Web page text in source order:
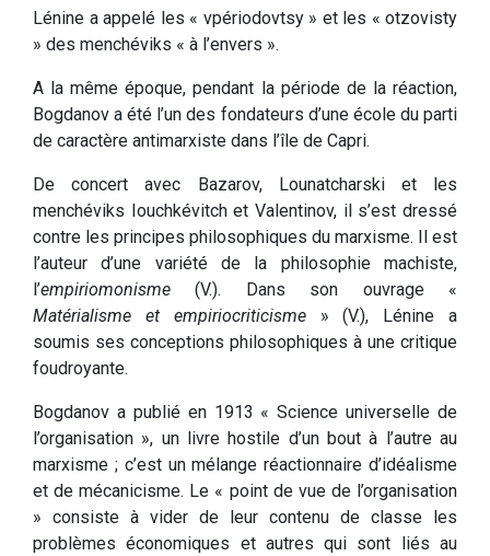
Lénine a appelé les « vpériodovtsy » et les « otzovisty
» des menchéviks « à l’envers ».
A la même époque, pendant la période de la réaction,
Bogdanov a été l’un des fondateurs d’une école du parti
de caractère antimarxiste dans l’île de Capri.
De concert avec Bazarov, Lounatcharski et les
menchéviks Iouchkévitch et Valentinov, il s’est dressé
contre les principes philosophiques du marxisme. Il est
l’auteur d’une variété de la philosophie machiste,
l’empiriomonisme (V.). Dans son ouvrage «
Matérialisme et empiriocriticisme» (V.), Lénine a
soumis ses conceptions philosophiques à une critique
foudroyante.
Bogdanov a publié en 1913 « Science universelle de
l’organisation », un livre hostile d’un bout à l’autre au
marxisme ; c’est un mélange réactionnaire d’idéalisme
et de mécanicisme. Le « point de vue de l’organisation
» consiste à vider de leur contenu de classe les
problèmes économiques et autres qui sont liés au